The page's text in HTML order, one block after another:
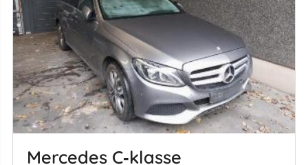
Mercedes C‑klasse